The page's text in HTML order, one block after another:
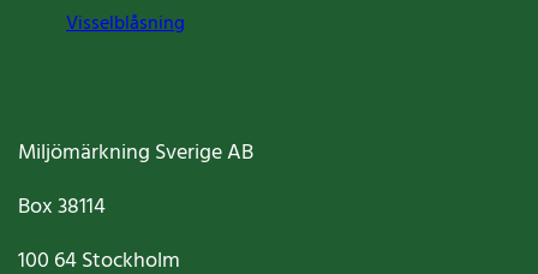
Visselblåsning
Miljömärkning Sverige AB
Box38114
100 64Stockholm